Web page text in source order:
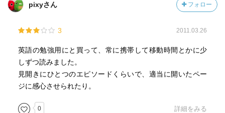
pixyさん フォロー
3 2011.03.26
英語の勉強用にと買って、常に携帯して移動時間とかに少
しずつ読みました。
見開きにひとつのエピソードくらいで、適当に開いたペー
ジに感心させられたり。
0 詳細をみる